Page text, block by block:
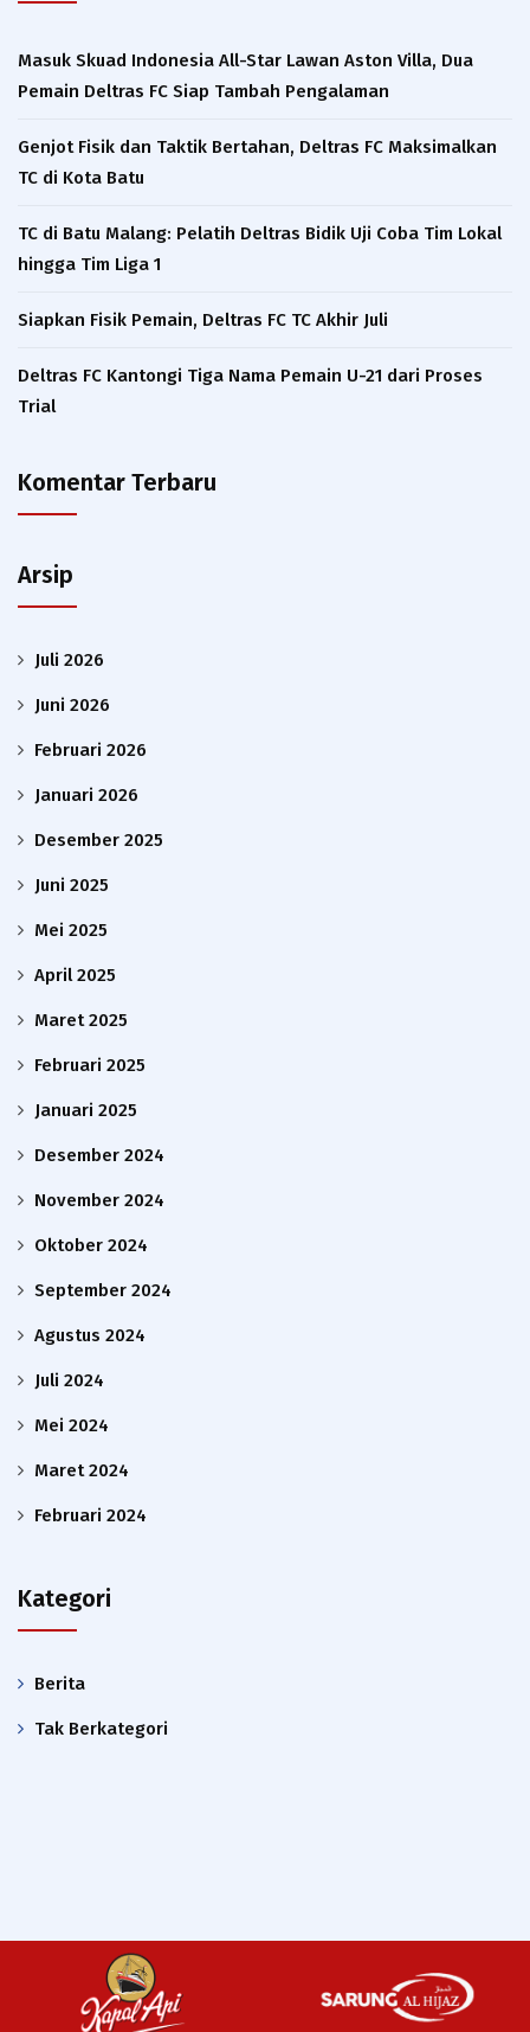
Masuk Skuad Indonesia All-Star Lawan Aston Villa, Dua
Pemain Deltras FC Siap Tambah Pengalaman​
Genjot Fisik dan Taktik Bertahan, Deltras FC Maksimalkan
TC di Kota Batu
TC di Batu Malang: Pelatih Deltras Bidik Uji Coba Tim Lokal
hingga Tim Liga 1
Siapkan Fisik Pemain, Deltras FC TC Akhir Juli
Deltras FC Kantongi Tiga Nama Pemain U-21 dari Proses
Trial ​
Komentar Terbaru
Arsip
Juli 2026
Juni 2026
Februari 2026
Januari 2026
Desember 2025
Juni 2025
Mei 2025
April 2025
Maret 2025
Februari 2025
Januari 2025
Desember 2024
November 2024
Oktober 2024
September 2024
Agustus 2024
Juli 2024
Mei 2024
Maret 2024
Februari 2024
Kategori
Berita
Tak Berkategori